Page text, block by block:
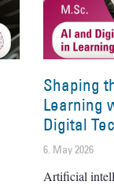
Shaping
Learning
Digital
6. May 2026
Artificial